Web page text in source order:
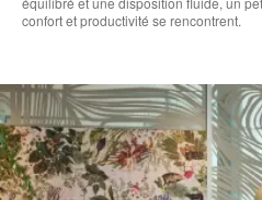
confort et productivité se rencontrent.